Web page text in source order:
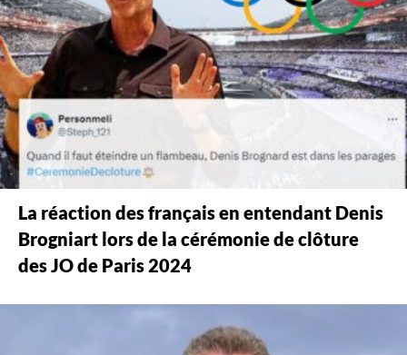
La réaction des français en entendant Denis
Brogniart lors de la cérémonie de clôture
des JO de Paris 2024